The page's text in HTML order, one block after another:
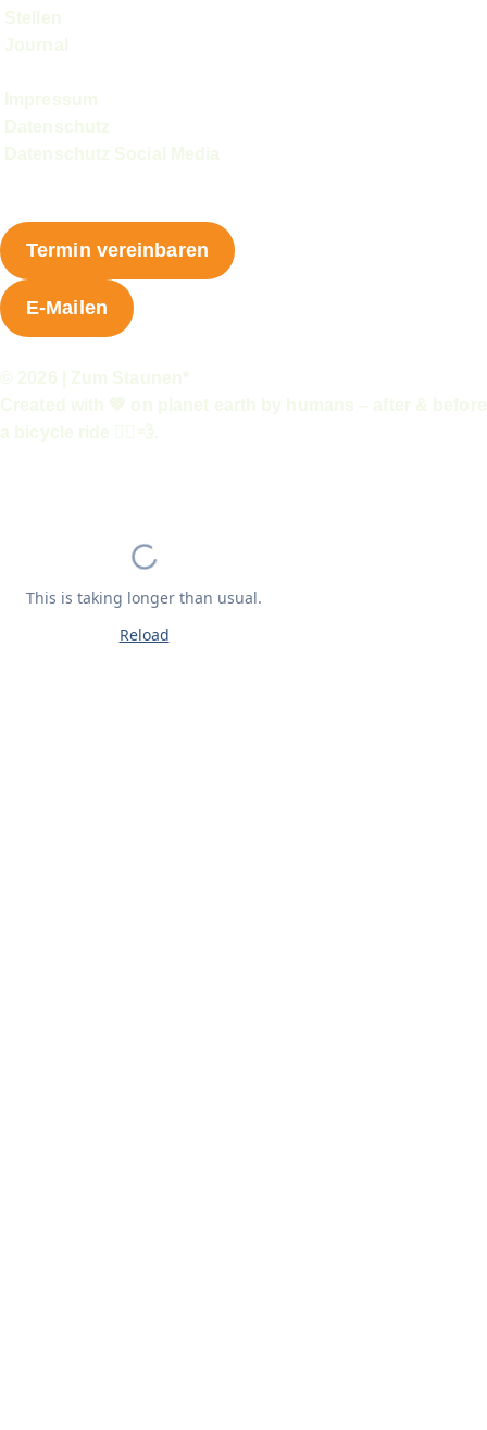
Stellen
Journal
Impressum
Datenschutz
Datenschutz Social Media
Termin vereinbaren
E-Mailen
© 2026 | Zum Staunen*
Created with 💚 on planet earth by humans – after & before
a bicycle ride 🚴‍♂️💨.